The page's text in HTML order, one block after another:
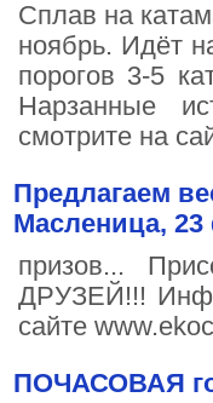
Сплав на
ноябрь. Идёт
порогов 3-5
Нарзанные
смотрите на
Предлагаем
Масленица,
призов...
ДРУЗЕЙ!!!
сайте
ПОЧАСОВАЯ